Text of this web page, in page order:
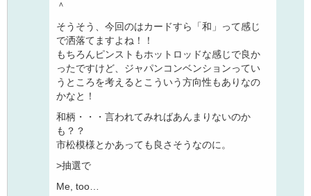
＾
そうそう、今回のはカードすら「和」って感じ
で洒落てますよね！！
もちろんピンストもホットロッドな感じで良か
ったですけど、ジャパンコンベンションってい
うところを考えるとこういう方向性もありなの
かなと！
和柄・・・言われてみればあんまりないのか
も？？
市松模様とかあっても良さそうなのに。
>抽選で
Me, too…